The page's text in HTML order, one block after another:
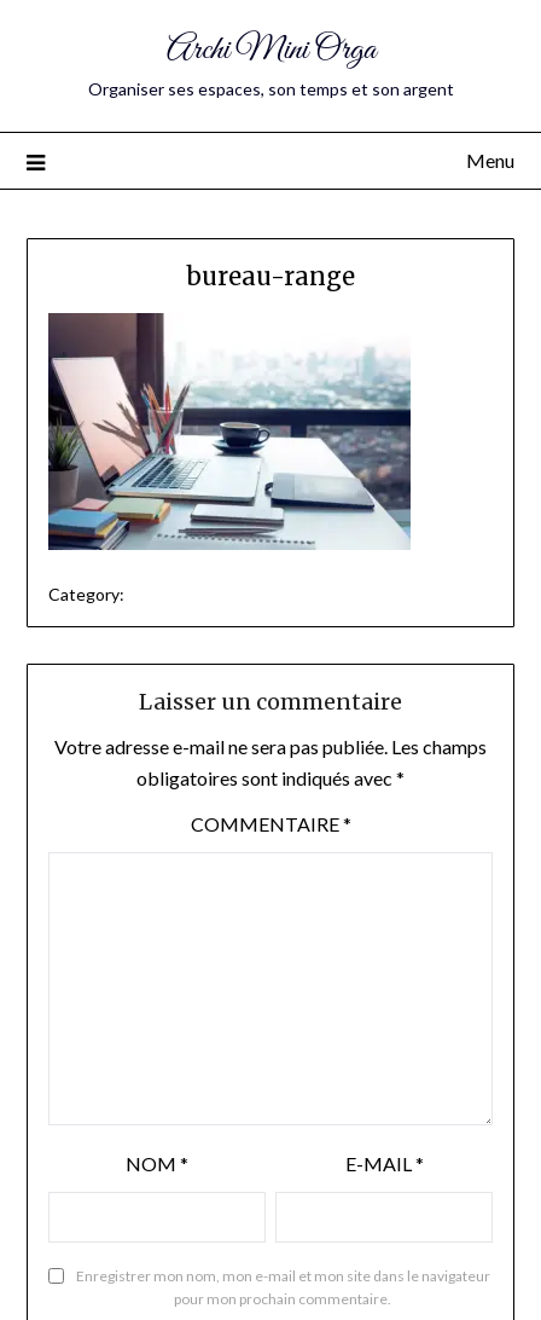
Archi Mini Orga
Organiser ses espaces, son temps et son argent
Menu
bureau-range
Category:
Laisser un commentaire
Votre adresse e-mail ne sera pas publiée. Les champs
obligatoires sont indiqués avec *
COMMENTAIRE*
NOM * E-MAIL*
Enregistrer mon nom, mon e-mail et mon site dans le navigateur
pour mon prochain commentaire.